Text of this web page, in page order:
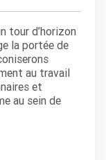
tour d’horizon
la portée de
au travail
et
au sein de